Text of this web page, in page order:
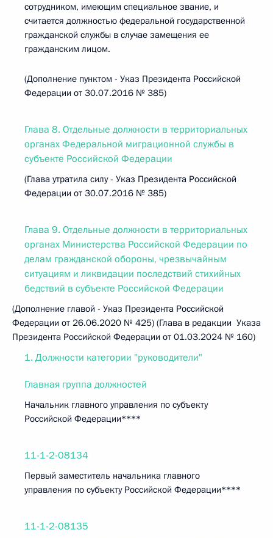
сотрудником, имеющим специальное звание, и
считается должностью федеральной государственной
гражданской службы в случае замещения ее
гражданским лицом.
(Дополнение пунктом - Указ Президента Российской
Федерации от 30.07.2016 № 385)
Глава 8. Отдельные должности в территориальных
органах Федеральной миграционной службы в
субъекте Российской Федерации
(Глава утратила силу - Указ Президента Российской
Федерации от 30.07.2016 № 385)
Глава 9. Отдельные должности в территориальных
органах Министерства Российской Федерации по
делам гражданской обороны, чрезвычайным
ситуациям и ликвидации последствий стихийных
бедствий в субъекте Российской Федерации
(Дополнение главой - Указ Президента Российской
Федерации от 26.06.2020 № 425) (Глава в редакции Указа
Президента Российской Федерации от 01.03.2024 № 160)
1. Должности категории "руководители"
Главная группа должностей
Начальник главного управления по субъекту
Российской Федерации****
11-1-2-08134
Первый заместитель начальника главного
управления по субъекту Российской Федерации****
11-1-2-08135